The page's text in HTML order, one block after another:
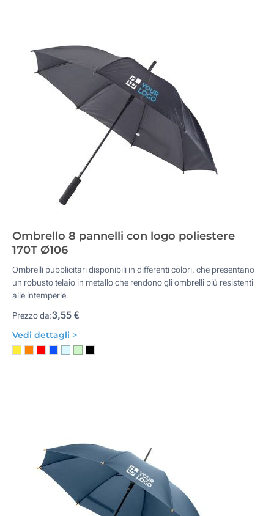
Ombrello 8 pannelli con logo poliestere
170T Ø106
Ombrelli pubblicitari disponibili in differenti colori, che presentano
un robusto telaio in metallo che rendono gli ombrelli più resistenti
alle intemperie.
Prezzo da:3,55 €
Vedi dettagli >